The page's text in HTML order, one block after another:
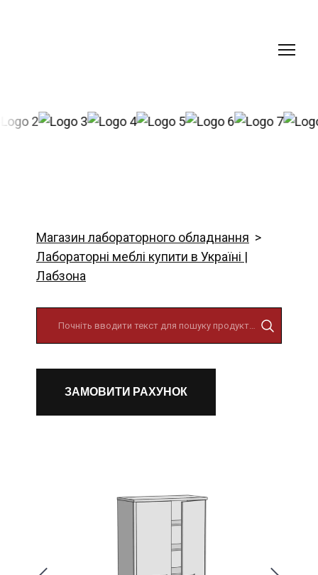
Магазин лабораторного обладнання
Лабораторні меблі купити в Україні |
Лабзона
ЗАМОВИТИ РАХУНОК